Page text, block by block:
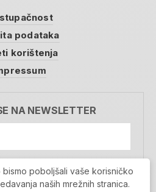
podataka
korištenja
NA NEWSLETTER
podaci spremaju u bazu
slanja MojaRijeka
poboljšali vaše korisničko
naših mrežnih stranica.